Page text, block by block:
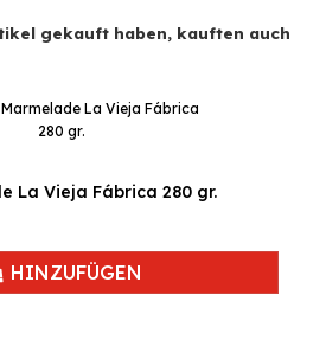
gekauft haben, kauften auch
La Vieja Fábrica 280 gr.
HINZUFÜGEN